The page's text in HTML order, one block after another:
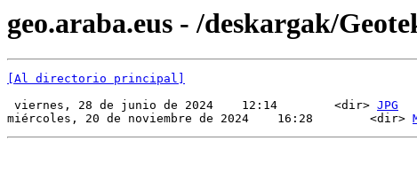
geo.araba.eus - /deskargak/
[Al directorio principal]
viernes, 28 de junio de 2024    12:14        <dir> JPG
miércoles, 20 de noviembre de 2024    16:28        <dir>